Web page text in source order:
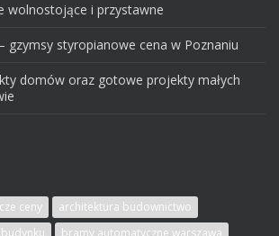
wolnostojące i przystawne
gzymsy styropianowe cena w Poznaniu
domów oraz gotowe projekty małych
ceny
architektura budownictwo